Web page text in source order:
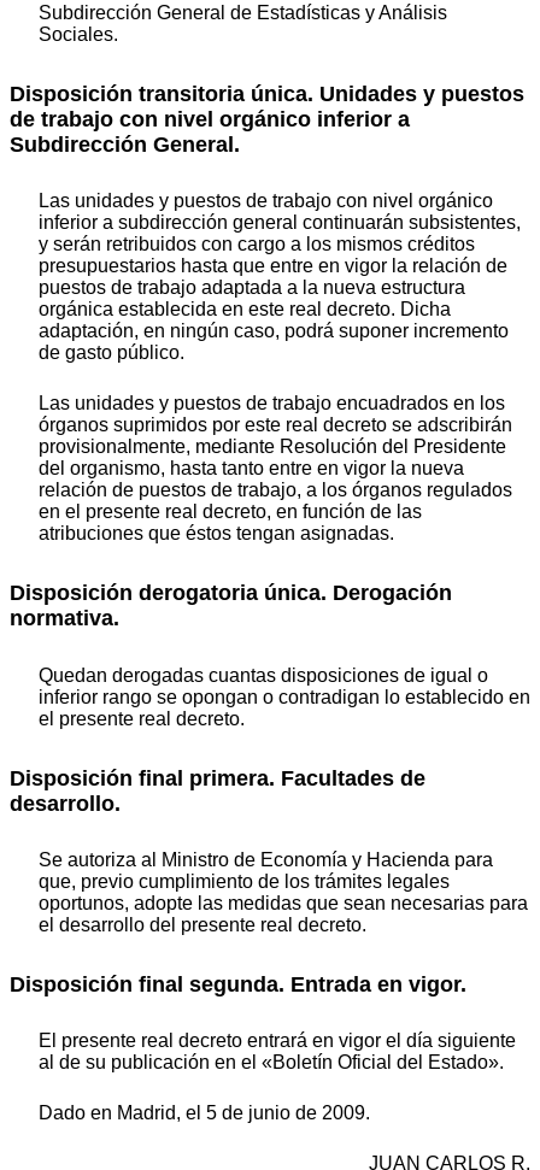
Subdirección General de Estadísticas y Análisis
Sociales.
Disposición transitoria única. Unidades y puestos
de trabajo con nivel orgánico inferior a
Subdirección General.
Las unidades y puestos de trabajo con nivel orgánico
inferior a subdirección general continuarán subsistentes,
y serán retribuidos con cargo a los mismos créditos
presupuestarios hasta que entre en vigor la relación de
puestos de trabajo adaptada a la nueva estructura
orgánica establecida en este real decreto. Dicha
adaptación, en ningún caso, podrá suponer incremento
de gasto público.
Las unidades y puestos de trabajo encuadrados en los
órganos suprimidos por este real decreto se adscribirán
provisionalmente, mediante Resolución del Presidente
del organismo, hasta tanto entre en vigor la nueva
relación de puestos de trabajo, a los órganos regulados
en el presente real decreto, en función de las
atribuciones que éstos tengan asignadas.
Disposición derogatoria única. Derogación
normativa.
Quedan derogadas cuantas disposiciones de igual o
inferior rango se opongan o contradigan lo establecido en
el presente real decreto.
Disposición final primera. Facultades de
desarrollo.
Se autoriza al Ministro de Economía y Hacienda para
que, previo cumplimiento de los trámites legales
oportunos, adopte las medidas que sean necesarias para
el desarrollo del presente real decreto.
Disposición final segunda. Entrada en vigor.
El presente real decreto entrará en vigor el día siguiente
al de su publicación en el «Boletín Oficial del Estado».
Dado en Madrid, el 5 de junio de 2009.
JUAN CARLOS R.